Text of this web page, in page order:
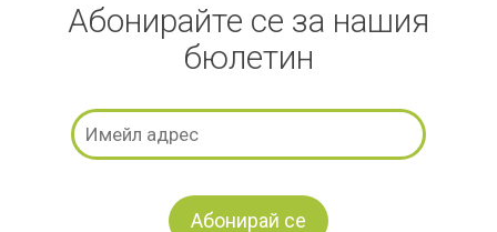
Абонирайте се за нашия
бюлетин